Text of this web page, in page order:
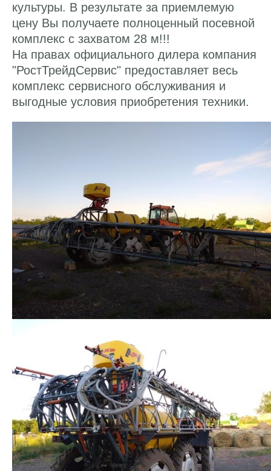
культуры. В результате за приемлемую
цену Вы получаете полноценный посевной
комплекс с захватом 28 м!!!
На правах официального дилера компания
"РостТрейдСервис" предоставляет весь
комплекс сервисного обслуживания и
выгодные условия приобретения техники.